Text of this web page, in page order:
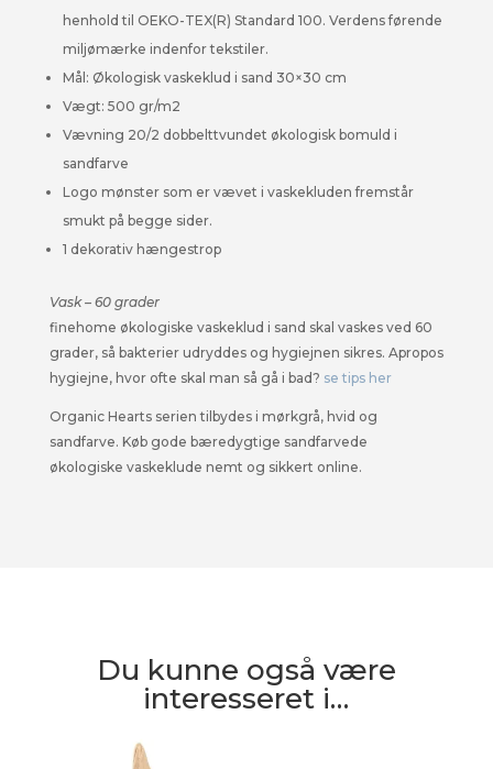
henhold til OEKO-TEX(R) Standard 100. Verdens førende
miljømærke indenfor tekstiler.
Mål: Økologisk vaskeklud i sand 30×30 cm
Vægt: 500 gr/m2
Vævning 20/2 dobbelttvundet økologisk bomuld i
sandfarve
Logo mønster som er vævet i vaskekluden fremstår
smukt på begge sider.
1 dekorativ hængestrop
Vask – 60 grader
finehome økologiske vaskeklud i sand skal vaskes ved 60
grader, så bakterier udryddes og hygiejnen sikres. Apropos
hygiejne, hvor ofte skal man så gå i bad? se tips her
Organic Hearts serien tilbydes i mørkgrå, hvid og
sandfarve. Køb gode bæredygtige sandfarvede
økologiske vaskeklude nemt og sikkert online.
Du kunne også være
interesseret i…